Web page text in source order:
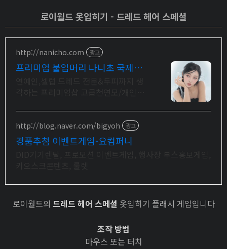
로이월드 옷입히기 - 드레드 헤어 스페셜
http://nanicho.com 광고
프리미엄 붙임머리 나니초 국제대
http://blog.naver.com/bigyoh 광고
경품추첨 이벤트게임-요컴퍼니
로이월드의 드레드 헤어 스페셜 옷입히기 플래시 게임입니다
조작 방법
마우스 또는 터치